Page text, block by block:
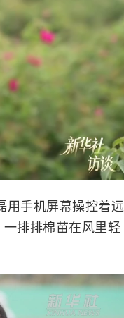
手机屏幕操控着远
排排棉苗在风里轻